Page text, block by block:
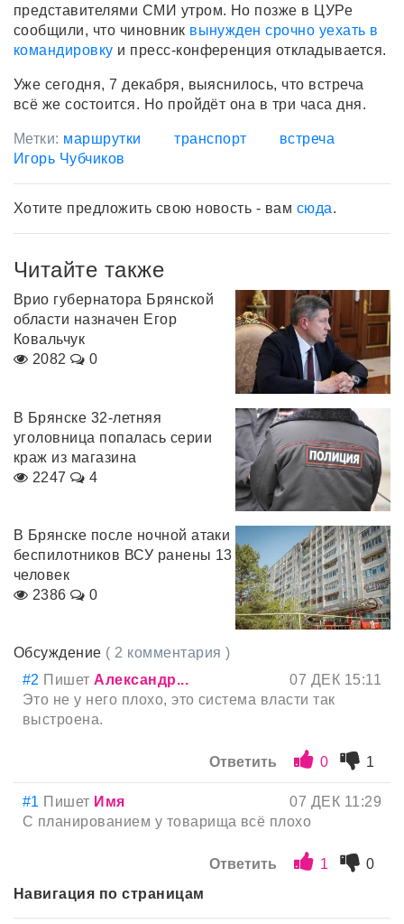
представителями СМИ утром. Но позже в ЦУРе
сообщили, что чиновник вынужден срочно уехать в
командировку и пресс-конференция откладывается.
Уже сегодня, 7 декабря, выяснилось, что встреча
всё же состоится. Но пройдёт она в три часа дня.
Метки: маршрутки транспорт
встреча
Игорь Чубчиков
Хотите предложить свою новость - вам сюда.
Читайте также
Врио губернатора Брянской
области назначен Егор
Ковальчук
2082
0
В Брянске 32-летняя
уголовница попалась серии
краж из магазина
2247
4
В Брянске после ночной атаки
беспилотников ВСУ ранены 13
человек
2386
0
Обсуждение ( 2 комментария )
#2 Пишет Александр...
07 ДЕК 15:11
Это не у него плохо, это система власти так
выстроена.
Ответить 0 1
#1 Пишет Имя
07 ДЕК 11:29
С планированием у товарища всё плохо
Ответить 1
0
Навигация по страницам